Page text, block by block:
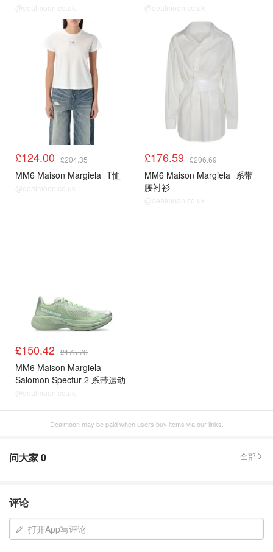
@dealmoon.co.uk @dealmoon.co.uk
£124.00 £204.35
MM6 Maison Margiela T恤
@dealmoon.co.uk
£176.59 £206.69
MM6 Maison Margiela 系带
腰衬衫
@dealmoon.co.uk
£150.42 £175.76
MM6 Maison Margiela
Salomon Spectur 2 系带运动
鞋
@dealmoon.co.uk
Dealmoon may be paid when users buy items via our links.
问大家0 全部
评论
打开App写评论